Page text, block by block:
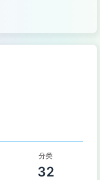
分类
32